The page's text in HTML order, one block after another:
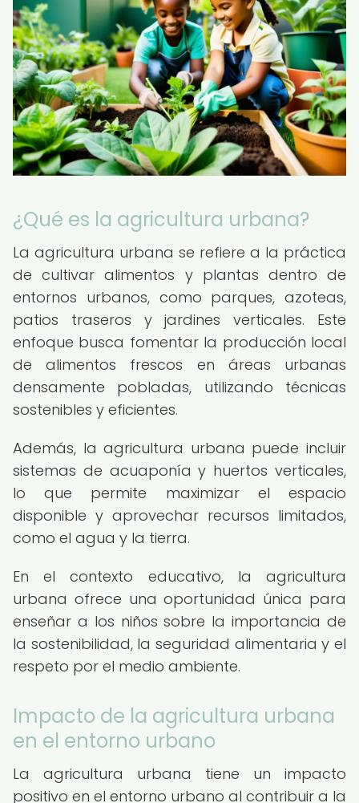
¿Qué es la agricultura urbana?
La agricultura urbana se refiere a la práctica
de cultivar alimentos y plantas dentro de
entornos urbanos, como parques, azoteas,
patios traseros y jardines verticales. Este
enfoque busca fomentar la producción local
de alimentos frescos en áreas urbanas
densamente pobladas, utilizando técnicas
sostenibles y eficientes.
Además, la agricultura urbana puede incluir
sistemas de acuaponía y huertos verticales,
lo que permite maximizar el espacio
disponible y aprovechar recursos limitados,
como el agua y la tierra.
En el contexto educativo, la agricultura
urbana ofrece una oportunidad única para
enseñar a los niños sobre la importancia de
la sostenibilidad, la seguridad alimentaria y el
respeto por el medio ambiente.
Impacto de la agricultura urbana
en el entorno urbano
La agricultura urbana tiene un impacto
positivo en el entorno urbano al contribuir a la